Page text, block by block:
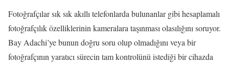
Fotoğrafçılar sık ​​sık akıllı telefonlarda bulunanlar gibi hesaplamalı
fotoğrafçılık özelliklerinin kameralara taşınması olasılığını soruyor.
Bay Adachi’ye bunun doğru soru olup olmadığını veya bir
fotoğrafçının yaratıcı sürecin tam kontrolünü istediği bir cihazda